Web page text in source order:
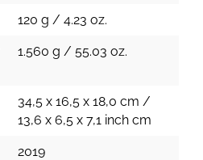
120 g / 4.23 oz.
1.560 g / 55.03 oz.
34,5 x 16,5 x 18,0 cm /
13,6 x 6,5 x 7,1 inch cm
2019